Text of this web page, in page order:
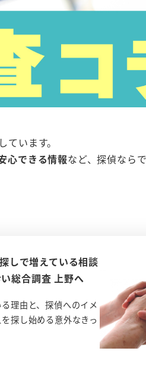
います。
心できる情報など、探偵なら
しで増えている相談
総合調査 上野へ
理由と、探偵へのイメ
探し始める意外なきっ